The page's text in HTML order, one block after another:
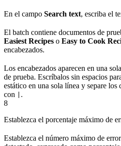
En el campo Search text, escriba el
El batch contiene documentos de
Easiest Recipes o Easy to Cook
encabezados.
Los encabezados aparecen en una
de prueba. Escríbalos sin espacios
estático en una sola línea y separe los
con
.
8
Establezca el porcentaje máximo de
Establezca el número máximo de